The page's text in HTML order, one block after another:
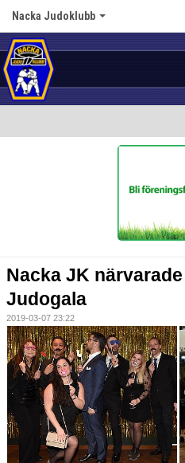
Nacka Judoklubb
Börja Träna
Kalender
Dokument
Butiken
Kontakt
Nacka JK
Judogala
2019-03-07 23:22